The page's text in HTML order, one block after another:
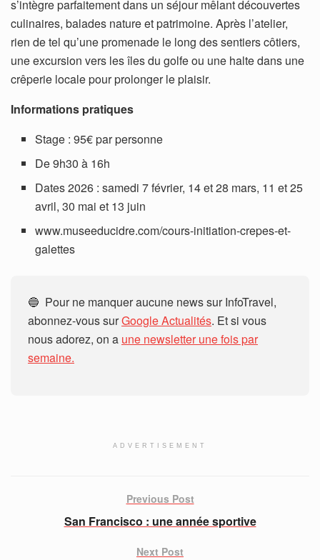
s’intègre parfaitement dans un séjour mêlant découvertes
culinaires, balades nature et patrimoine. Après l’atelier,
rien de tel qu’une promenade le long des sentiers côtiers,
une excursion vers les îles du golfe ou une halte dans une
crêperie locale pour prolonger le plaisir.
Informations pratiques
Stage : 95€ par personne
De 9h30 à 16h
Dates 2026 : samedi 7 février, 14 et 28 mars, 11 et 25
avril, 30 mai et 13 juin
www.museeducidre.com/cours-initiation-crepes-et-
galettes
🔵 Pour ne manquer aucune news sur InfoTravel,
abonnez-vous surGoogle Actualités. Et si vous
nous adorez, on a une newsletter une fois par
semaine.
ADVERTISEMENT
Previous Post
San Francisco : une année sportive
Next Post